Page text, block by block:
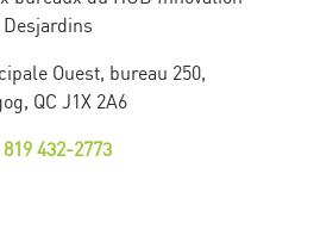
Desjardins
Ouest, bureau 250,
QC J1X 2A6
819 432-2773